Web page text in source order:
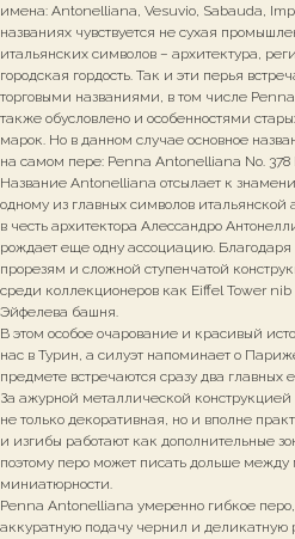
имена: Antonelliana, Vesuvio, Sabauda,
названиях чувствуется не сухая
итальянских символов – архитектура,
городская гордость. Так и эти перья
торговыми названиями, в том числе
также обусловлено и особенностями
марок. Но в данном случае основное
на самом пере: Penna Antonelliana No. 378
Название Antonelliana отсылает к
одному из главных символов итальянской
в честь архитектора Алессандро
рождает еще одну ассоциацию.
прорезям и сложной ступенчатой
среди коллекционеров как Eiffel Tower
Эйфелева башня.
В этом особое очарование и красивый
нас в Турин, а силуэт напоминает о
предмете встречаются сразу два главных
За ажурной металлической
не только декоративная, но и вполне
и изгибы работают как дополнительные
поэтому перо может писать дольше
миниатюрности.
Penna Antonelliana умеренно гибкое
аккуратную подачу чернил и деликатную